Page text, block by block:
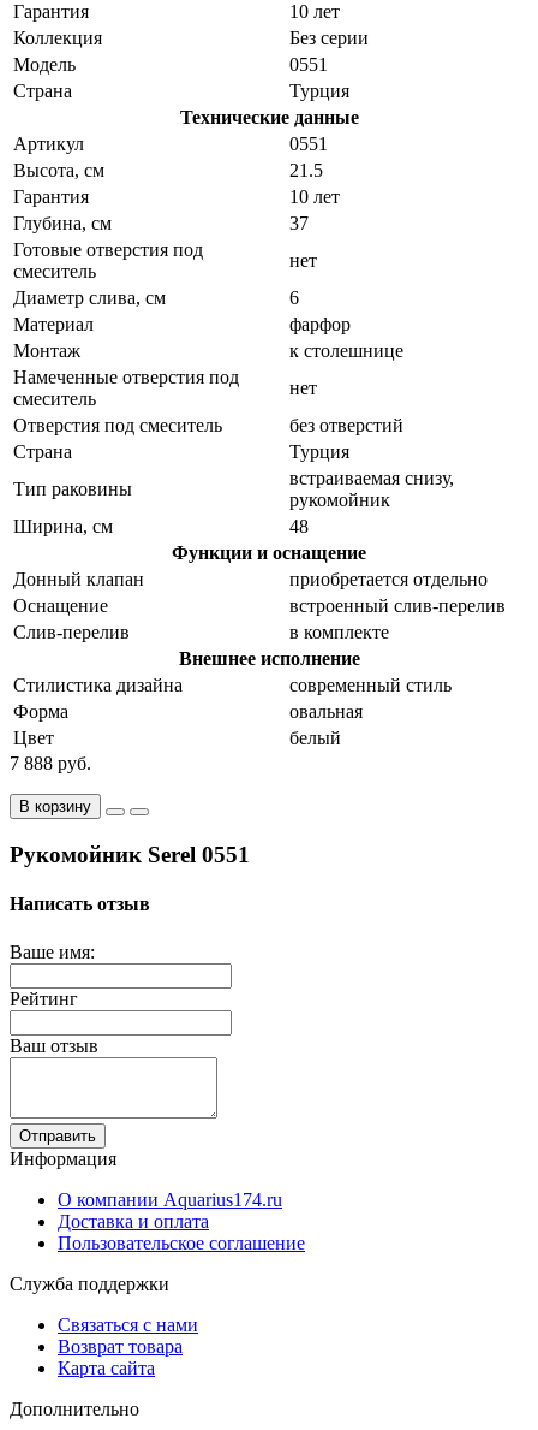
Гарантия
10 лет
Коллекция
Без серии
Модель
0551
Страна
Турция
Технические данные
Артикул
0551
Высота, см
21.5
Гарантия
10 лет
Глубина, см
37
Готовые отверстия под
смеситель
нет
Диаметр слива, см
6
Материал
фарфор
Монтаж
к столешнице
Намеченные отверстия под
смеситель
нет
Отверстия под смеситель
без отверстий
Страна
Турция
Тип раковины
встраиваемая снизу,
рукомойник
Ширина, см
48
Функции и оснащение
Донный клапан
приобретается отдельно
Оснащение
встроенный слив-перелив
Слив-перелив
в комплекте
Внешнее исполнение
Стилистика дизайна
современный стиль
Форма
овальная
Цвет
белый
7 888 руб.
В корзину
Рукомойник Serel 0551
Написать отзыв
Ваше имя:
Рейтинг
Ваш отзыв
Отправить
Информация
О компании Aquarius174.ru
Доставка и оплата
Пользовательское соглашение
Служба поддержки
Связаться с нами
Возврат товара
Карта сайта
Дополнительно